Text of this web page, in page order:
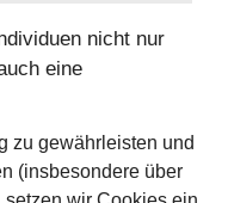
zu gewährleisten und
(insbesondere über
nicht nur
eine
und